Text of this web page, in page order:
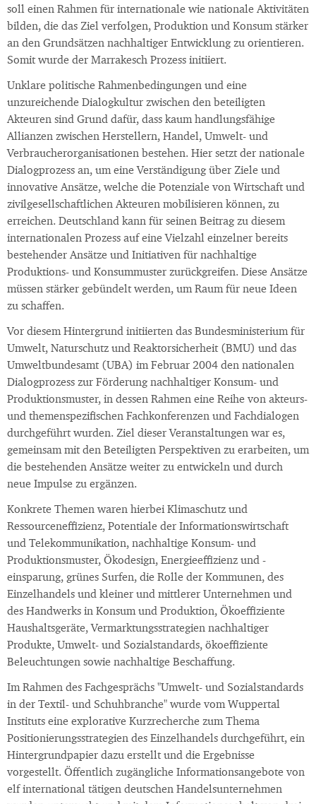
soll einen Rahmen für internationale wie nationale Aktivitäten
bilden, die das Ziel verfolgen, Produktion und Konsum stärker
an den Grundsätzen nachhaltiger Entwicklung zu orientieren.
Somit wurde der Marrakesch Prozess initiiert.
Unklare politische Rahmenbedingungen und eine
unzureichende Dialogkultur zwischen den beteiligten
Akteuren sind Grund dafür, dass kaum handlungsfähige
Allianzen zwischen Herstellern, Handel, Umwelt- und
Verbraucherorganisationen bestehen. Hier setzt der nationale
Dialogprozess an, um eine Verständigung über Ziele und
innovative Ansätze, welche die Potenziale von Wirtschaft und
zivilgesellschaftlichen Akteuren mobilisieren können, zu
erreichen. Deutschland kann für seinen Beitrag zu diesem
internationalen Prozess auf eine Vielzahl einzelner bereits
bestehender Ansätze und Initiativen für nachhaltige
Produktions- und Konsummuster zurückgreifen. Diese Ansätze
müssen stärker gebündelt werden, um Raum für neue Ideen
zu schaffen.
Vor diesem Hintergrund initiierten das Bundesministerium für
Umwelt, Naturschutz und Reaktorsicherheit (BMU) und das
Umweltbundesamt (UBA) im Februar 2004 den nationalen
Dialogprozess zur Förderung nachhaltiger Konsum- und
Produktionsmuster, in dessen Rahmen eine Reihe von akteurs-
und themenspezifischen Fachkonferenzen und Fachdialogen
durchgeführt wurden. Ziel dieser Veranstaltungen war es,
gemeinsam mit den Beteiligten Perspektiven zu erarbeiten, um
die bestehenden Ansätze weiter zu entwickeln und durch
neue Impulse zu ergänzen.
Konkrete Themen waren hierbei Klimaschutz und
Ressourceneffizienz, Potentiale der Informationswirtschaft
und Telekommunikation, nachhaltige Konsum- und
Produktionsmuster, Ökodesign, Energieeffizienz und -
einsparung, grünes Surfen, die Rolle der Kommunen, des
Einzelhandels und kleiner und mittlerer Unternehmen und
des Handwerks in Konsum und Produktion, Ökoeffiziente
Haushaltsgeräte, Vermarktungsstrategien nachhaltiger
Produkte, Umwelt- und Sozialstandards, ökoeffiziente
Beleuchtungen sowie nachhaltige Beschaffung.
Im Rahmen des Fachgesprächs "Umwelt- und Sozialstandards
in der Textil- und Schuhbranche" wurde vom Wuppertal
Instituts eine explorative Kurzrecherche zum Thema
Positionierungsstrategien des Einzelhandels durchgeführt, ein
Hintergrundpapier dazu erstellt und die Ergebnisse
vorgestellt. Öffentlich zugängliche Informationsangebote von
elf international tätigen deutschen Handelsunternehmen